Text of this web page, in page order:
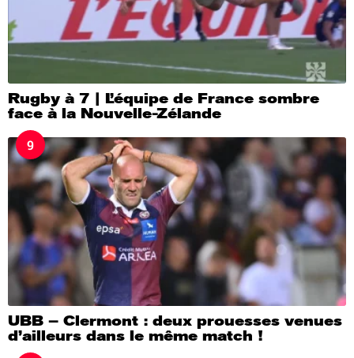
Rugby à 7 | L’équipe de France sombre
face à la Nouvelle-Zélande
9
UBB – Clermont : deux prouesses venues
d’ailleurs dans le même match !